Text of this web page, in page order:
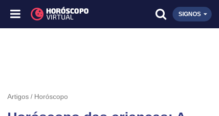
SIGNOS
Artigos Horóscopo